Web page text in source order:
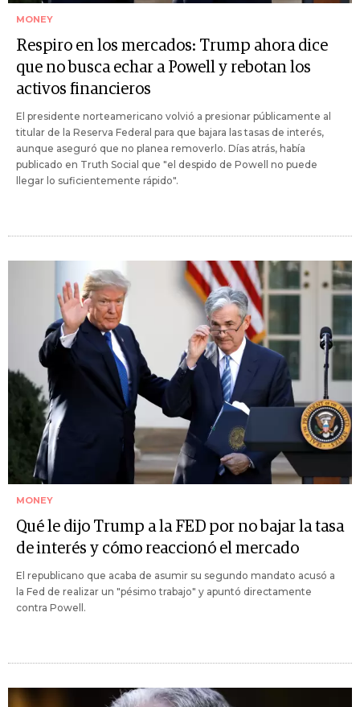
MONEY
Respiro en los mercados: Trump ahora dice
que no busca echar a Powell y rebotan los
activos financieros
El presidente norteamericano volvió a presionar públicamente al
titular de la Reserva Federal para que bajara las tasas de interés,
aunque aseguró que no planea removerlo. Días atrás, había
publicado en Truth Social que "el despido de Powell no puede
llegar lo suficientemente rápido".
MONEY
Qué le dijo Trump a la FED por no bajar la tasa
de interés y cómo reaccionó el mercado
El republicano que acaba de asumir su segundo mandato acusó a
la Fed de realizar un "pésimo trabajo" y apuntó directamente
contra Powell.